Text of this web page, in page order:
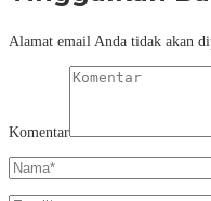
Alamat email Anda tidak akan
Komentar